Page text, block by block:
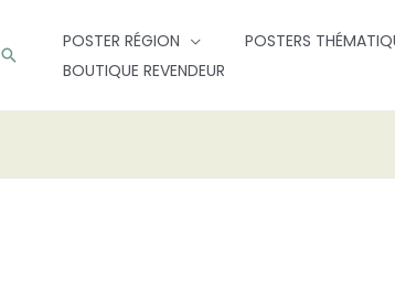
Rechercher
POSTER RÉGION POSTERS
BOUTIQUE REVENDEUR